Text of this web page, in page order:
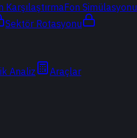
KarşılaştırmaFon Simülasyonu
Sektör Rotasyonu
Analiz
Araçlar